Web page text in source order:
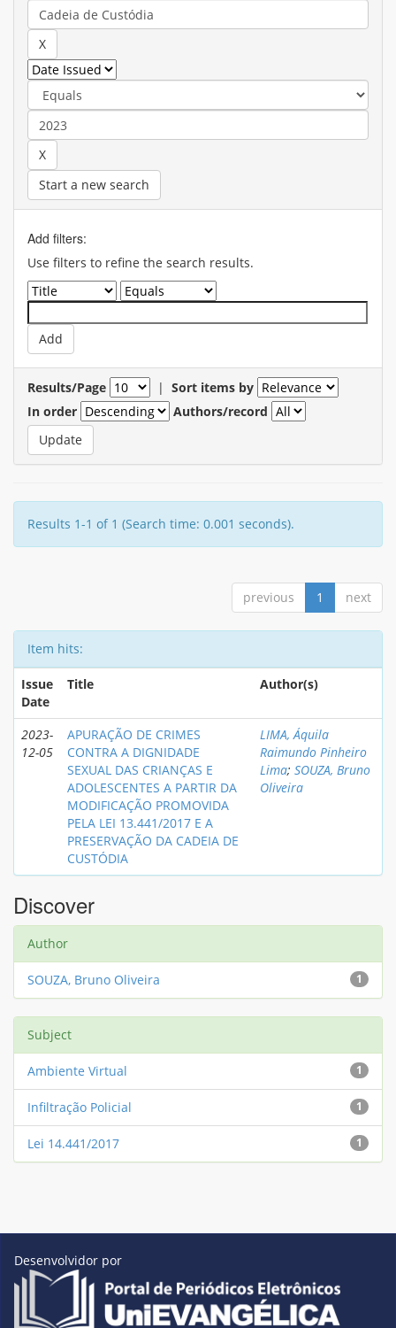
Start a new search
Add filters:
Use filters to refine the search results.
Results/Page | Sort items by
In order
Authors/record
Results 1-1 of 1 (Search time: 0.001 seconds).
previous 1 next
Item hits:
Issue
Date
Title Author(s)
2023-
12-05
APURAÇÃO DE CRIMES
CONTRA A DIGNIDADE
SEXUAL DAS CRIANÇAS E
ADOLESCENTES A PARTIR DA
MODIFICAÇÃO PROMOVIDA
PELA LEI 13.441/2017 E A
PRESERVAÇÃO DA CADEIA DE
CUSTÓDIA
LIMA, Áquila
Raimundo Pinheiro
Lima; SOUZA, Bruno
Oliveira
Discover
Author
1
SOUZA, Bruno Oliveira
Subject
1
Ambiente Virtual
1
Infiltração Policial
1
Lei 14.441/2017
Desenvolvidor por